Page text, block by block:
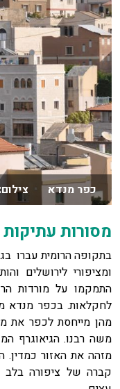
כפר מנדא צילום:
מסורות עתיקות
בתקופה הרומית עברו
ומציפורי לירושלים
התמקמו על מורדות
לחקלאות. בכפר מנדא
מהן מייחסת לכפר את
מזהה את האזור
קברה של ציפורה בלב